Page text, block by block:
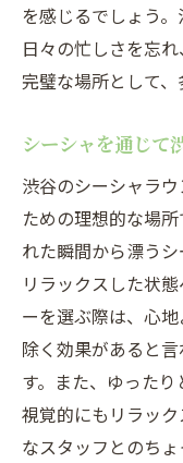
を感じるでしょう
日々の忙しさを忘
完璧な場所として、
シーシャを通じて
渋谷のシーシャラ
ための理想的な場
れた瞬間から漂う
リラックスした状
ーを選ぶ際は、心
除く効果があると
す。また、ゆったり
視覚的にもリラッ
なスタッフとのち